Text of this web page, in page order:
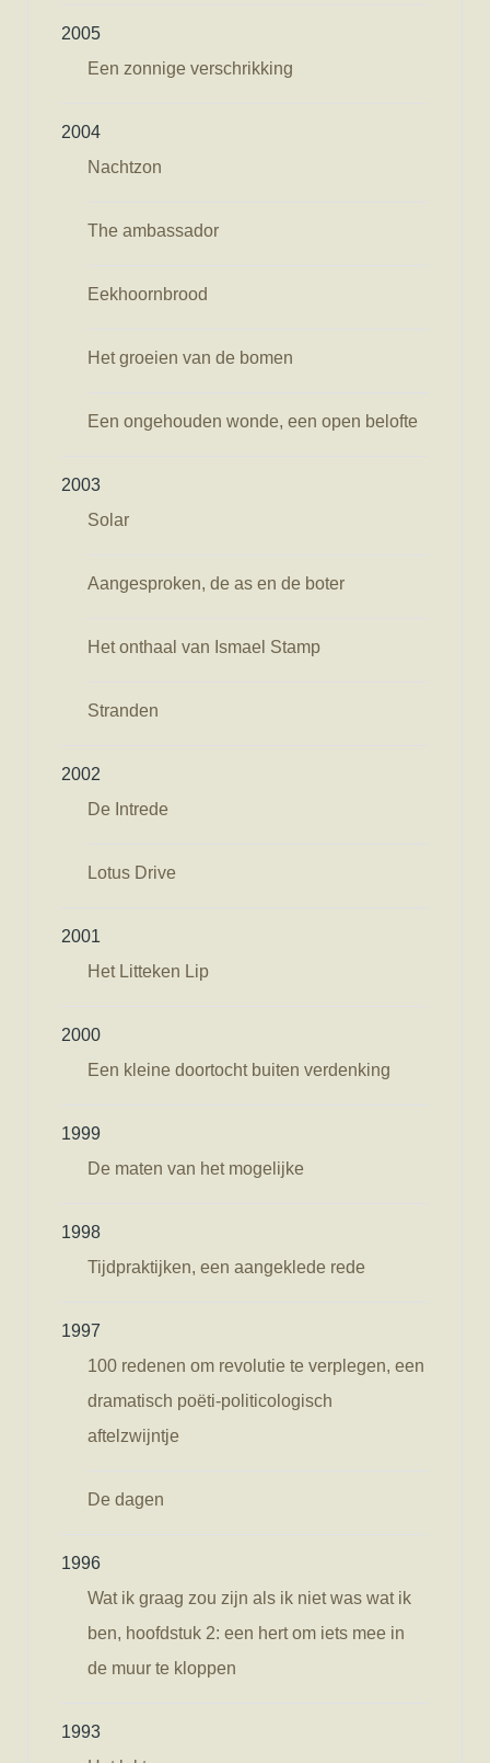
2005
Een zonnige verschrikking
2004
Nachtzon
The ambassador
Eekhoornbrood
Het groeien van de bomen
Een ongehouden wonde, een open belofte
2003
Solar
Aangesproken, de as en de boter
Het onthaal van Ismael Stamp
Stranden
2002
De Intrede
Lotus Drive
2001
Het Litteken Lip
2000
Een kleine doortocht buiten verdenking
1999
De maten van het mogelijke
1998
Tijdpraktijken, een aangeklede rede
1997
100 redenen om revolutie te verplegen, een
dramatisch poëti-politicologisch
aftelzwijntje
De dagen
1996
Wat ik graag zou zijn als ik niet was wat ik
ben, hoofdstuk 2: een hert om iets mee in
de muur te kloppen
1993